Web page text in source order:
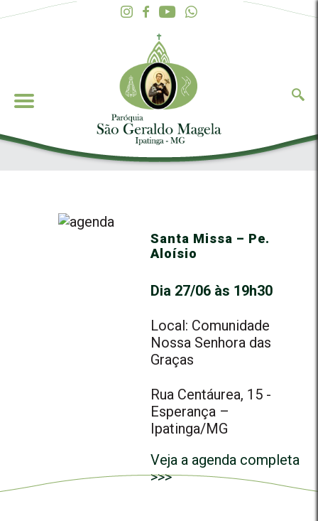
Santa Missa – Pe.
Aloísio
Dia 27/06 às 19h30
Local: Comunidade
Nossa Senhora das
Graças
Rua Centáurea, 15 -
Esperança –
Ipatinga/MG
Veja a agenda completa
>>>